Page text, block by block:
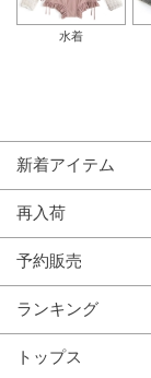
水着
新着アイテム
再入荷
予約販売
ランキング
トップス